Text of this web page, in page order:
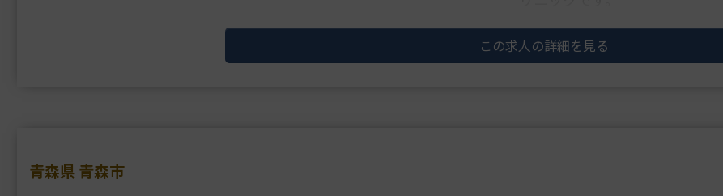
を多数を行っており、
高い技術力で定評があります。
この求人の詳細を見る
青森県 青森市